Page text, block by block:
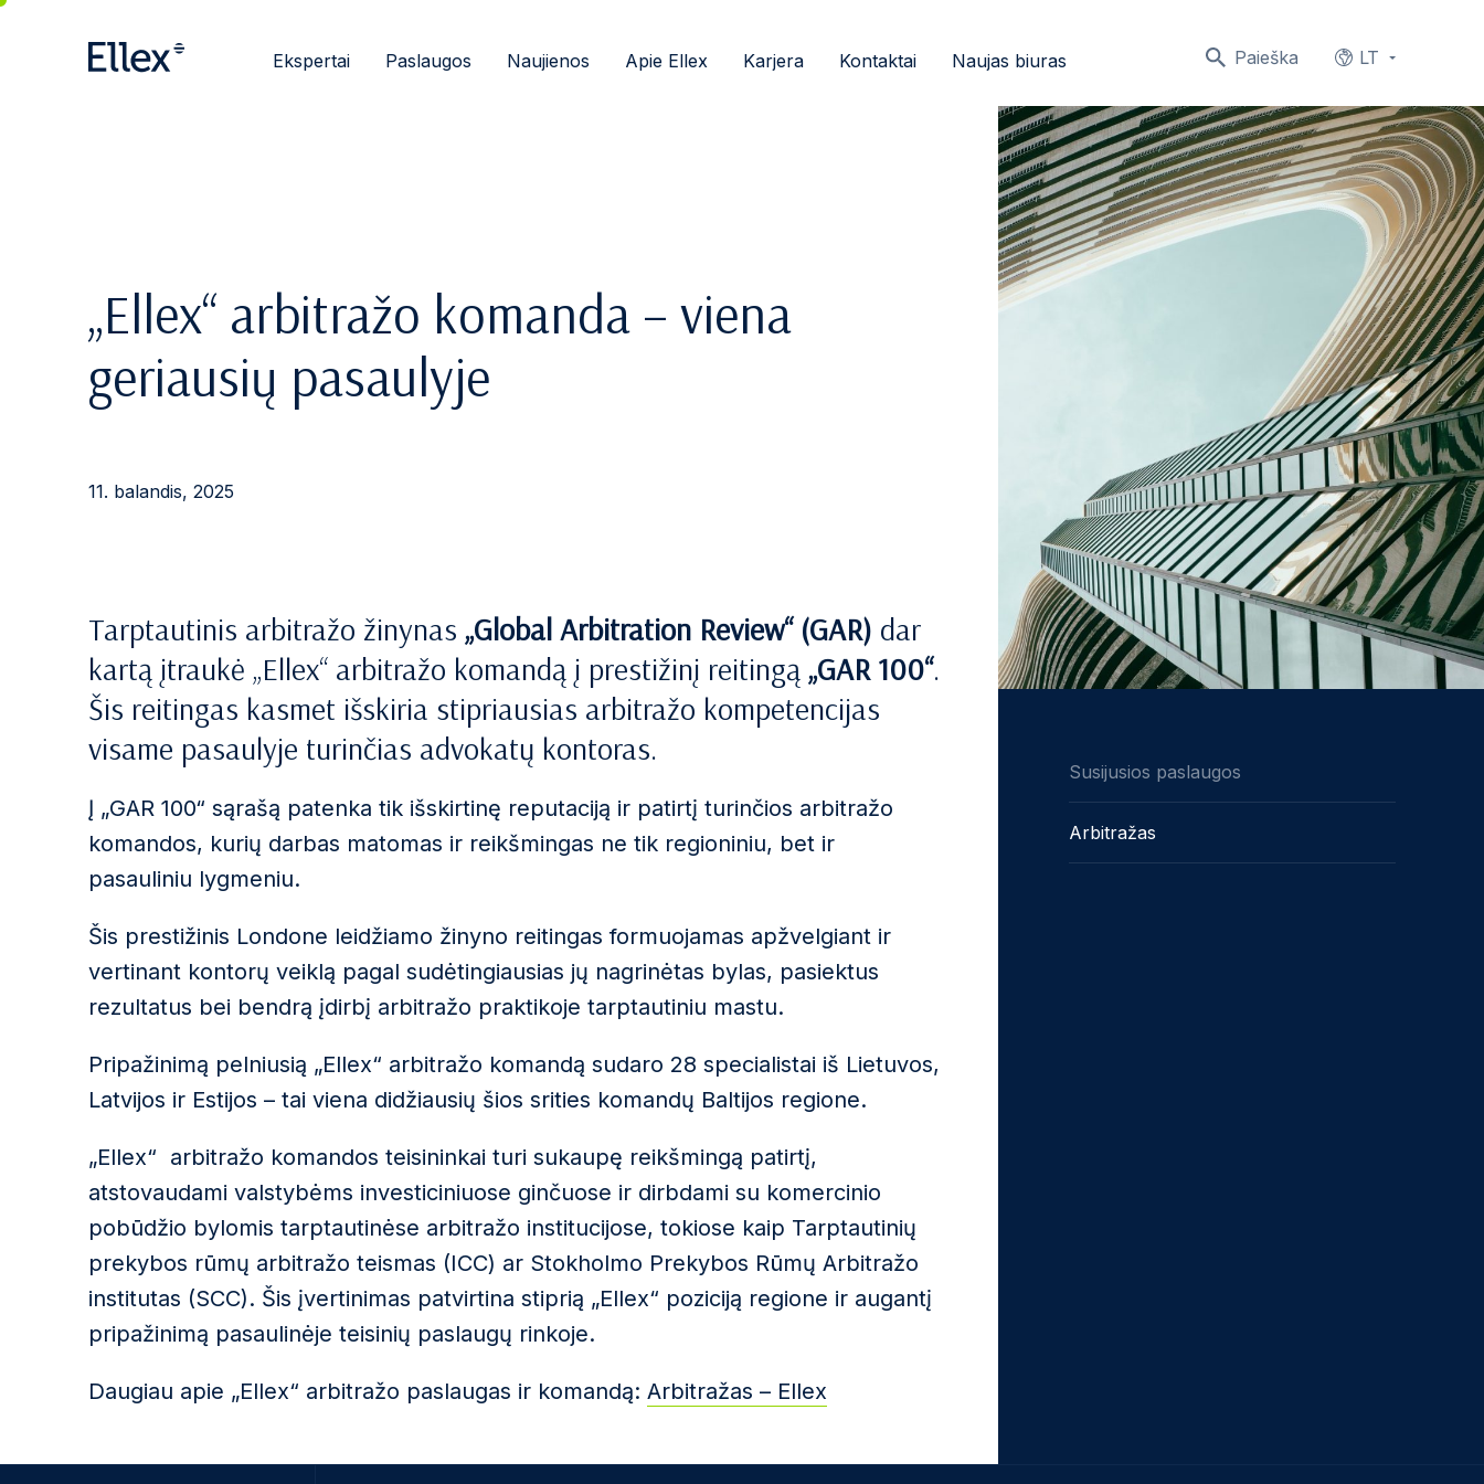
Paieška LT
Ekspertai Paslaugos Naujienos Apie Ellex Karjera Kontaktai Naujas biuras
„Ellex“ arbitražo komanda – viena
geriausių pasaulyje
11. balandis, 2025
Tarptautinis arbitražo žinynas „Global Arbitration Review“ (GAR) dar
kartą įtraukė „Ellex“ arbitražo komandą į prestižinį reitingą „GAR 100“.
Šis reitingas kasmet išskiria stipriausias arbitražo kompetencijas
visame pasaulyje turinčias advokatų kontoras.
Į „GAR 100“ sąrašą patenka tik išskirtinę reputaciją ir patirtį turinčios arbitražo
komandos, kurių darbas matomas ir reikšmingas ne tik regioniniu, bet ir
pasauliniu lygmeniu.
Šis prestižinis Londone leidžiamo žinyno reitingas formuojamas apžvelgiant ir
vertinant kontorų veiklą pagal sudėtingiausias jų nagrinėtas bylas, pasiektus
rezultatus bei bendrą įdirbį arbitražo praktikoje tarptautiniu mastu.
Pripažinimą pelniusią „Ellex“ arbitražo komandą sudaro 28 specialistai iš Lietuvos,
Latvijos ir Estijos – tai viena didžiausių šios srities komandų Baltijos regione.
„Ellex“ arbitražo komandos teisininkai turi sukaupę reikšmingą patirtį,
atstovaudami valstybėms investiciniuose ginčuose ir dirbdami su komercinio
pobūdžio bylomis tarptautinėse arbitražo institucijose, tokiose kaip Tarptautinių
prekybos rūmų arbitražo teismas (ICC) ar Stokholmo Prekybos Rūmų Arbitražo
institutas (SCC). Šis įvertinimas patvirtina stiprią „Ellex“ poziciją regione ir augantį
pripažinimą pasaulinėje teisinių paslaugų rinkoje.
Daugiau apie „Ellex“ arbitražo paslaugas ir komandą: Arbitražas – Ellex
Susijusios paslaugos
Arbitražas